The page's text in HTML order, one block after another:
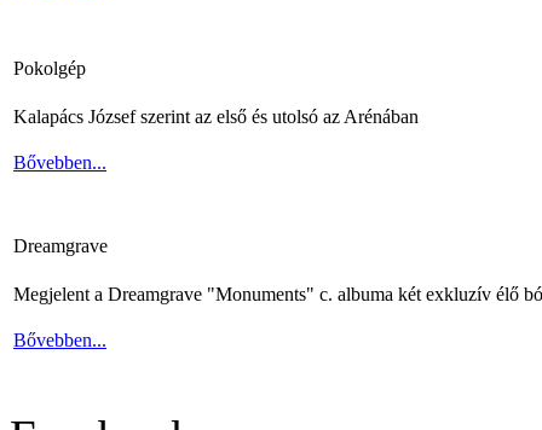
Pokolgép
Kalapács József szerint az első és utolsó az Arénában
Bővebben...
Dreamgrave
Megjelent a Dreamgrave "Monuments" c. albuma két exkluzív élő
Bővebben...